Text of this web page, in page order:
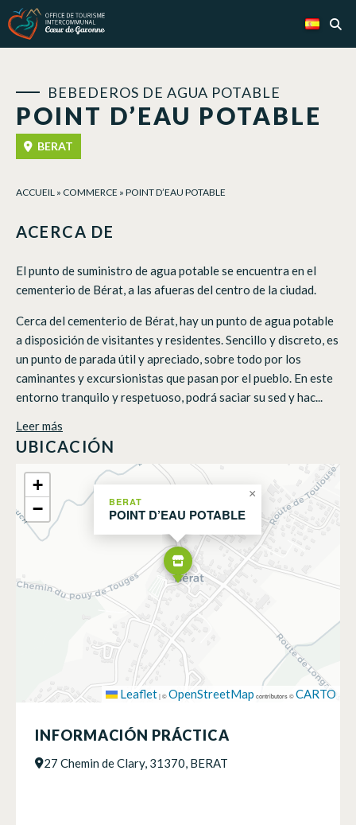
POINT D’EAU POTABLE
BEBEDEROS DE AGUA POTABLE
BERAT
ACCUEIL » COMMERCE » POINT D’EAU POTABLE
ACERCA DE
El punto de suministro de agua potable se encuentra en el
cementerio de Bérat, a las afueras del centro de la ciudad.
Cerca del cementerio de Bérat, hay un punto de agua potable
a disposición de visitantes y residentes. Sencillo y discreto, es
un punto de parada útil y apreciado, sobre todo por los
caminantes y excursionistas que pasan por el pueblo. En este
entorno tranquilo y respetuoso, podrá saciar su sed y hac...
Leer más
UBICACIÓN
BERAT
POINT D’EAU POTABLE
×
+
−
Leaflet|©OpenStreetMap contributors ©CARTO
INFORMACIÓN PRÁCTICA
27 Chemin de Clary, 31370, BERAT
Panel de gestión de cookies